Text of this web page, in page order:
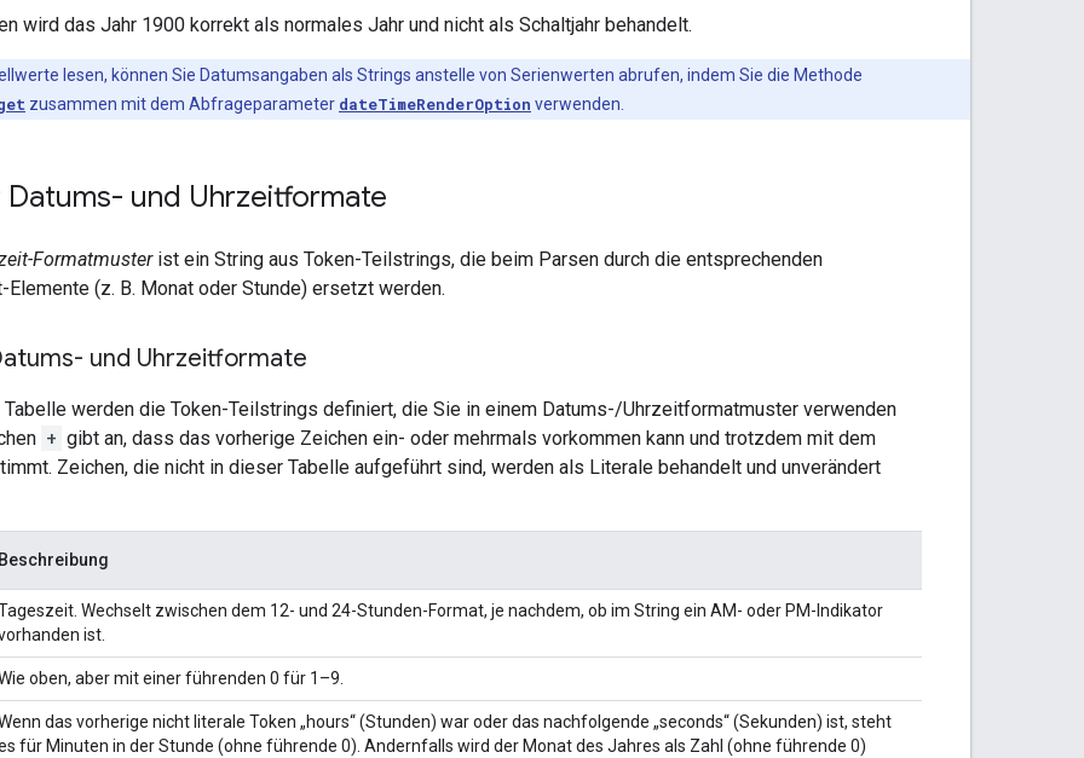
wird das Jahr 1900 korrekt als normales Jahr und nicht als Schaltjahr behandelt.
lesen, können Sie Datumsangaben als Strings anstelle von Serienwerten abrufen, indem Sie die Methode
zusammen mit dem Abfrageparameter dateTimeRenderOption verwenden.
Datums- und Uhrzeitformate
Formatmusterist ein String aus Token-Teilstrings, die beim Parsen durch die entsprechenden
Elemente (z. B. Monat oder Stunde) ersetzt werden.
und Uhrzeitformate
Tabelle werden die Token-Teilstrings definiert, die Sie in einem Datums-/Uhrzeitformatmuster verwenden
+ gibt an, dass das vorherige Zeichen ein- oder mehrmals vorkommen kann und trotzdem mit dem
Zeichen, die nicht in dieser Tabelle aufgeführt sind, werden als Literale behandelt und unverändert
Beschreibung
Wechselt zwischen dem 12- und 24-Stunden-Format, je nachdem, ob im String ein AM- oder PM-Indikator
ist.
oben, aber mit einer führenden 0 für 1–9.
das vorherige nicht literale Token „hours“ (Stunden) war oder das nachfolgende „seconds“ (Sekunden) ist, steht
für Minuten in der Stunde (ohne führende 0). Andernfalls wird der Monat des Jahres als Zahl (ohne führende 0)